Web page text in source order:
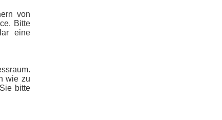
von
Bitte
eine
wie zu
bitte